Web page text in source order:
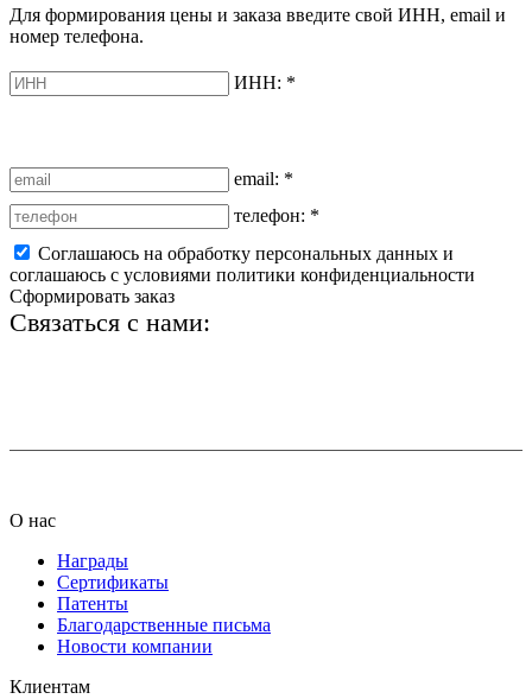
Для формирования цены и заказа введите свой ИНН, email и
номер телефона.
ИНН: *
email: *
телефон: *
Соглашаюсь на обработку персональных данных и
соглашаюсь с условиями политики конфиденциальности
Сформировать заказ
Связаться с нами:
О нас
Награды
Сертификаты
Патенты
Благодарственные письма
Новости компании
Клиентам